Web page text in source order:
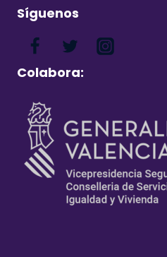
Síguenos
Colabora: